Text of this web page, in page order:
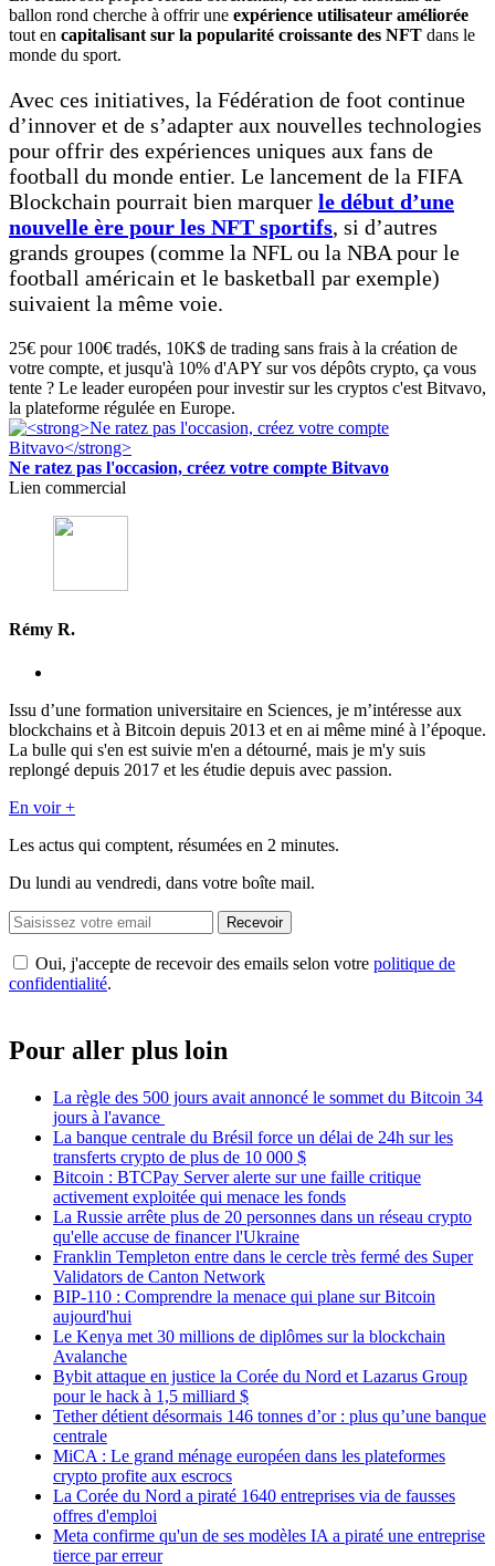
ballon rond cherche à offrir une expérience utilisateur améliorée
tout en capitalisant sur la popularité croissante des NFT dans le
monde du sport.
Avec ces initiatives, la Fédération de foot continue
d’innover et de s’adapter aux nouvelles technologies
pour offrir des expériences uniques aux fans de
football du monde entier. Le lancement de la FIFA
Blockchain pourrait bien marquer le début d’une
nouvelle ère pour les NFT sportifs, si d’autres
grands groupes (comme la NFL ou la NBA pour le
football américain et le basketball par exemple)
suivaient la même voie.
25€ pour 100€ tradés, 10K$ de trading sans frais à la création de
votre compte, et jusqu'à 10% d'APY sur vos dépôts crypto, ça vous
tente ? Le leader européen pour investir sur les cryptos c'est Bitvavo,
la plateforme régulée en Europe.
Ne ratez pas l'occasion, créez votre compte Bitvavo
Lien commercial
Rémy R.
Issu d’une formation universitaire en Sciences, je m’intéresse aux
blockchains et à Bitcoin depuis 2013 et en ai même miné à l’époque.
La bulle qui s'en est suivie m'en a détourné, mais je m'y suis
replongé depuis 2017 et les étudie depuis avec passion.
En voir +
Les actus qui comptent, résumées en 2 minutes.
Du lundi au vendredi, dans votre boîte mail.
Recevoir
Oui, j'accepte de recevoir des emails selon votre politique de
confidentialité.
Pour aller plus loin
La règle des 500 jours avait annoncé le sommet du Bitcoin 34
jours à l'avance
La banque centrale du Brésil force un délai de 24h sur les
transferts crypto de plus de 10 000 $
Bitcoin : BTCPay Server alerte sur une faille critique
activement exploitée qui menace les fonds
La Russie arrête plus de 20 personnes dans un réseau crypto
qu'elle accuse de financer l'Ukraine
Franklin Templeton entre dans le cercle très fermé des Super
Validators de Canton Network
BIP-110 : Comprendre la menace qui plane sur Bitcoin
aujourd'hui
Le Kenya met 30 millions de diplômes sur la blockchain
Avalanche
Bybit attaque en justice la Corée du Nord et Lazarus Group
pour le hack à 1,5 milliard $
Tether détient désormais 146 tonnes d’or : plus qu’une banque
centrale
MiCA : Le grand ménage européen dans les plateformes
crypto profite aux escrocs
La Corée du Nord a piraté 1640 entreprises via de fausses
offres d'emploi
Meta confirme qu'un de ses modèles IA a piraté une entreprise
tierce par erreur